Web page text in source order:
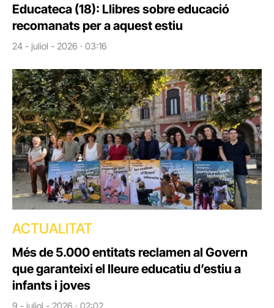
Educateca (18): Llibres sobre educació
recomanats per a aquest estiu
24 - juliol - 2026 · 03:16
ACTUALITAT
Més de 5.000 entitats reclamen al Govern
que garanteixi el lleure educatiu d’estiu a
infants i joves
9 - juliol - 2026 · 02:02